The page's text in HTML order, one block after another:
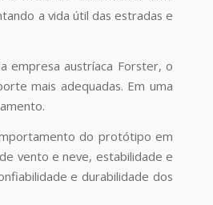
a vida útil das estradas e
empresa austríaca Forster, o
mais adequadas. Em uma
do protótipo em
vento e neve, estabilidade e
e durabilidade dos